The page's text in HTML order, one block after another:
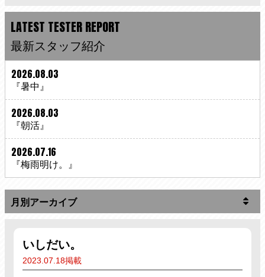
LATEST TESTER REPORT
最新スタッフ紹介
2026.08.03
『暑中』
2026.08.03
『朝活』
2026.07.16
『梅雨明け。』
いしだい。
2023.07.18掲載